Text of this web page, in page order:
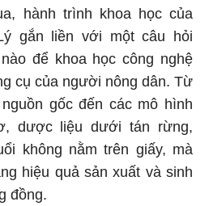
hành trình khoa học của
gắn liền với một câu hỏi
để khoa học công nghệ
cụ của người nông dân. Từ
gốc đến các mô hình
dược liệu dưới tán rừng,
không nằm trên giấy, mà
hiệu quả sản xuất và sinh
đồng.